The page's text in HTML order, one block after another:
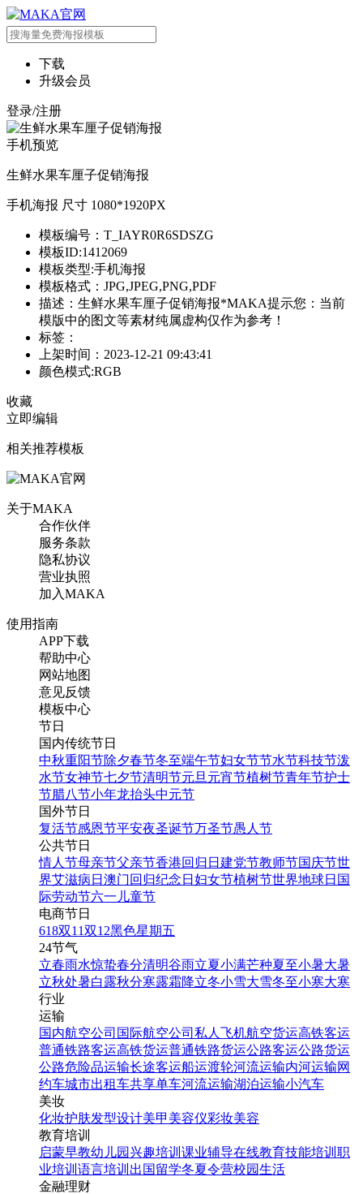
下载
升级会员
登录/注册
手机预览
生鲜水果车厘子促销海报
手机海报 尺寸 1080*1920PX
模板编号：T_IAYR0R6SDSZG
模板ID:1412069
模板类型:手机海报
模板格式：JPG,JPEG,PNG,PDF
描述：生鲜水果车厘子促销海报*MAKA提示您：当前
模版中的图文等素材纯属虚构仅作为参考！
标签：
上架时间：2023-12-21 09:43:41
颜色模式:RGB
收藏
立即编辑
相关推荐模板
关于MAKA
合作伙伴
服务条款
隐私协议
营业执照
加入MAKA
使用指南
APP下载
帮助中心
网站地图
意见反馈
模板中心
节日
国内传统节日
中秋重阳节除夕春节冬至端午节妇女节节水节科技节泼
水节女神节七夕节清明节元旦 元宵节植树节青年节护士
节腊八节小年龙抬头中元节
国外节日
复活节感恩节平安夜圣诞节万圣节愚人节
公共节日
情人节母亲节父亲节香港回归日 建党节教师节国庆节世
界艾滋病日 澳门回归纪念日 妇女节植树节世界地球日 国
际劳动节六一儿童节
电商节日
618双11双12黑色星期五
24节气
立春雨水惊蛰春分清明谷雨立夏小满芒种夏至小暑大暑
立秋处暑白露秋分寒露霜降立冬小雪大雪冬至小寒大寒
行业
运输
国内航空公司 国际航空公司 私人飞机航空货运高铁客运
普通铁路客运高铁货运普通铁路货运公路客运公路货运
公路危险品运输长途客运船运渡轮河流运输内河运输网
约车城市出租车共享单车河流运输湖泊运输小汽车
美妆
化妆护肤发型设计美甲 美容仪彩妆美容
教育培训
启蒙早教幼儿园 兴趣培训 课业辅导在线教育技能培训 职
业培训 语言培训 出国留学冬夏令营校园生活
金融理财